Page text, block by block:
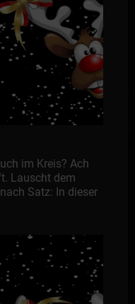
im Kreis? Ach
Lauscht dem
Satz: In dieser